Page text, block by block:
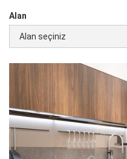
Alan